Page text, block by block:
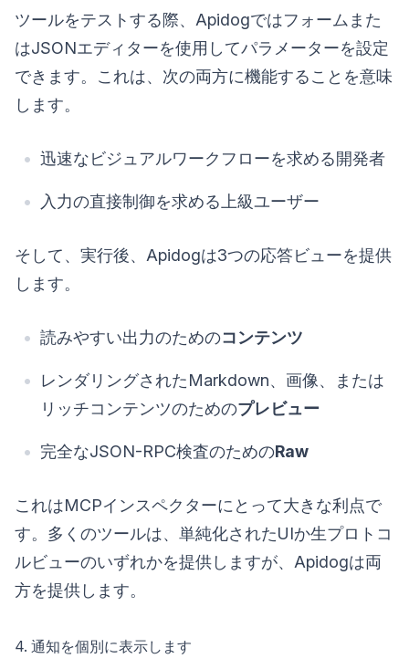
ツールをテストする際、Apidogではフォームまた
はJSONエディターを使用してパラメーターを設定
できます。これは、次の両方に機能することを意味
します。
迅速なビジュアルワークフローを求める開発者
入力の直接制御を求める上級ユーザー
そして、実行後、Apidogは3つの応答ビューを提供
します。
読みやすい出力のためのコンテンツ
レンダリングされたMarkdown、画像、または
リッチコンテンツのためのプレビュー
完全なJSON-RPC検査のためのRaw
これはMCPインスペクターにとって大きな利点で
す。多くのツールは、単純化されたUIか生プロトコ
ルビューのいずれかを提供しますが、Apidogは両
方を提供します。
4. 通知を個別に表示します